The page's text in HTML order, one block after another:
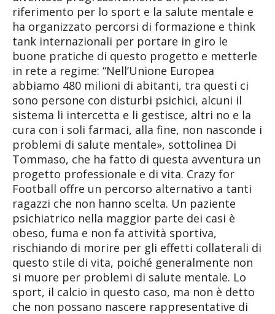
riferimento per lo sport e la salute mentale e
ha organizzato percorsi di formazione e think
tank internazionali per portare in giro le
buone pratiche di questo progetto e metterle
in rete a regime: “Nell’Unione Europea
abbiamo 480 milioni di abitanti, tra questi ci
sono persone con disturbi psichici, alcuni il
sistema li intercetta e li gestisce, altri no e la
cura con i soli farmaci, alla fine, non nasconde i
problemi di salute mentale», sottolinea Di
Tommaso, che ha fatto di questa avventura un
progetto professionale e di vita. Crazy for
Football offre un percorso alternativo a tanti
ragazzi che non hanno scelta. Un paziente
psichiatrico nella maggior parte dei casi è
obeso, fuma e non fa attività sportiva,
rischiando di morire per gli effetti collaterali di
questo stile di vita, poiché generalmente non
si muore per problemi di salute mentale. Lo
sport, il calcio in questo caso, ma non è detto
che non possano nascere rappresentative di